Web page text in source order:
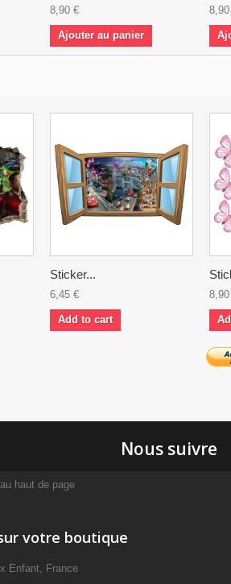
8,90 €
Ajouter au panier
Sticker...
6,45 €
Add to cart
Nous suivre
haut de page
votre boutique
Enfant, France